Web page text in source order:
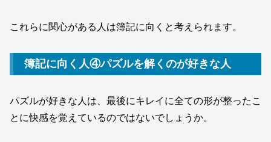
これらに関心がある人は簿記に向くと考えられます。
簿記に向く人④パズルを解くのが好きな人
パズルが好きな人は、最後にキレイに全ての形が整ったこ
とに快感を覚えているのではないでしょうか。